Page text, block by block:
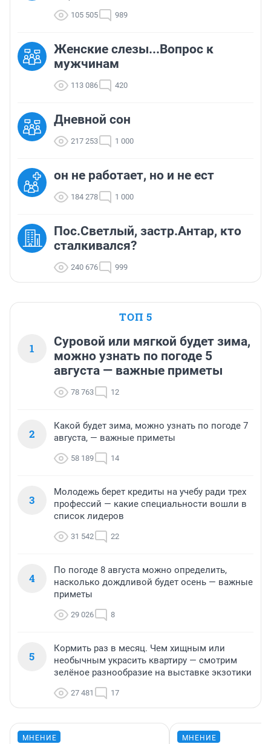
105 505 989
Женские слезы...Вопрос к
мужчинам
113 086 420
Дневной сон
217 253 1 000
он не работает, но и не ест
184 278 1 000
Пос.Светлый, застр.Антар, кто
сталкивался?
240 676 999
ТОП 5
1
Суровой или мягкой будет зима,
можно узнать по погоде 5
августа — важные приметы
78 763 12
2
Какой будет зима, можно узнать по погоде 7
августа, — важные приметы
58 189 14
3
Молодежь берет кредиты на учебу ради трех
профессий — какие специальности вошли в
список лидеров
31 542 22
4
По погоде 8 августа можно определить,
насколько дождливой будет осень — важные
приметы
29 026 8
5
Кормить раз в месяц. Чем хищным или
необычным украсить квартиру — смотрим
зелёное разнообразие на выставке экзотики
27 481 17
МНЕНИЕ МНЕНИЕ